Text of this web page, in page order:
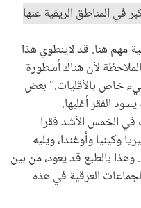
في المناطق الريفية عنها
مهم هنا. قد لاينطوي هذا
لأن هناك أسطورة
خاص بالأقليات." بعض
الفقر أغلبها.
في الخمس الأشد فقرا
وكينيا وأوغندا، ويليه
بالطبع قد يعود، من بين
العرقية في هذه